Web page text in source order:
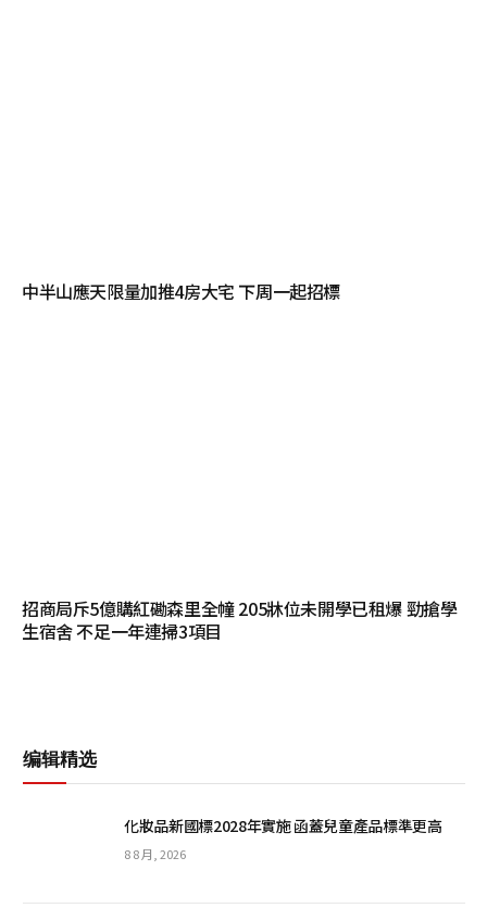
中半山應天限量加推4房大宅 下周一起招標
招商局斥5億購紅磡森里全幢 205牀位未開學已租爆 勁搶學
生宿舍 不足一年連掃3項目
编辑精选
化妝品新國標2028年實施 函蓋兒童產品標準更高
8 8 月, 2026